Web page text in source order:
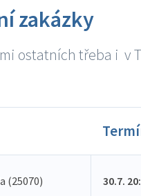
zakázky
ostatních třeba i v
(25070) 30.7.